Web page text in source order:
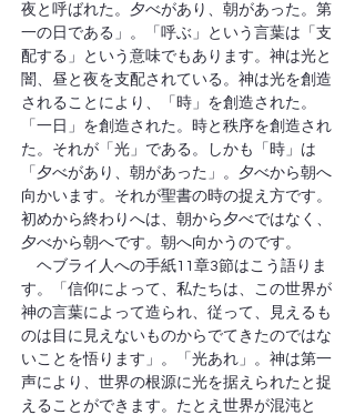
夜と呼ばれた。夕べがあり、朝があった。第
一の日である」。「呼ぶ」という言葉は「支
配する」という意味でもあります。神は光と
闇、昼と夜を支配されている。神は光を創造
されることにより、「時」を創造された。
「一日」を創造された。時と秩序を創造され
た。それが「光」である。しかも「時」は
「夕べがあり、朝があった」。夕べから朝へ
向かいます。それが聖書の時の捉え方です。
初めから終わりへは、朝から夕べではなく、
夕べから朝へです。朝へ向かうのです。
ヘブライ人への手紙11章3節はこう語りま
す。「信仰によって、私たちは、この世界が
神の言葉によって造られ、従って、見えるも
のは目に見えないものからでてきたのではな
いことを悟ります」。「光あれ」。神は第一
声により、世界の根源に光を据えられたと捉
えることができます。たとえ世界が混沌と